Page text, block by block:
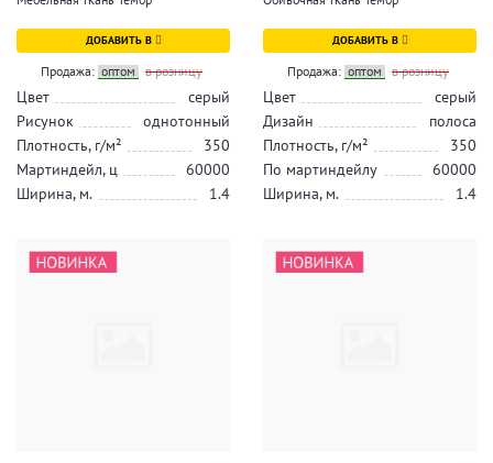
ДОБАВИТЬ В
Продажа: оптом в розницу
Цвет
серый
Рисунок
однотонный
Плотность, г/м²
350
Мартиндейл, ц
60000
Ширина, м.
1.4
ДОБАВИТЬ В
Продажа: оптом в розницу
Цвет
серый
Дизайн
полоса
Плотность, г/м²
350
По мартиндейлу
60000
Ширина, м.
1.4